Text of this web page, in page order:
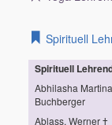
Spirituell
Spirituell
Abhilasha Martina
Buchberger
Ablass, Werner †